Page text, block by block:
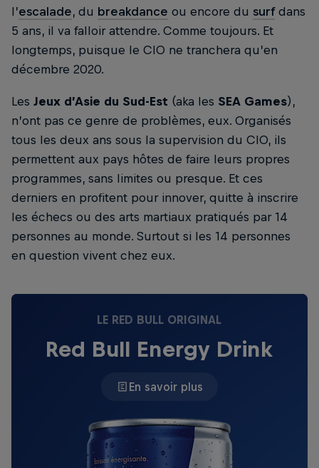
l’escalade, du breakdance ou encore du surfdans
5 ans, il va falloir attendre. Comme toujours. Et
longtemps, puisque le CIO ne tranchera qu’en
décembre 2020.
Les Jeux d’Asie du Sud-Est (aka les SEA Games),
n’ont pas ce genre de problèmes, eux. Organisés
tous les deux ans sous la supervision du CIO, ils
permettent aux pays hôtes de faire leurs propres
programmes, sans limites ou presque. Et ces
derniers en profitent pour innover, quitte à inscrire
les échecs ou des arts martiaux pratiqués par 14
personnes au monde. Surtout si les 14 personnes
en question vivent chez eux.
LE RED BULL ORIGINAL
Red Bull Energy Drink
En savoir plus